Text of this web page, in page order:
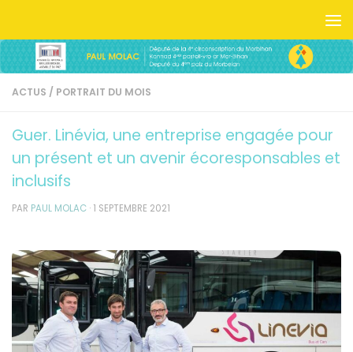
ACTUS / PORTRAIT DU MOIS
Guer. Linévia, une entreprise engagée pour
un présent et un avenir écoresponsables et
inclusifs
PAR PAUL MOLAC · 1 SEPTEMBRE 2021